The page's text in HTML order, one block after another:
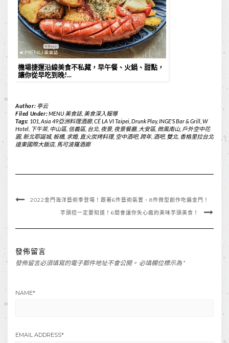
機場捷運沿線美食不私藏，早午餐、火鍋、甜點，
讓你從早吃到晚!...
Author: 亭云
Filed Under:MENU 美食誌, 美食深入報導
Tags: 101 Asia 49亞洲料理酒廊,CÉ LA VI Taipei, Drunk Play,INGE'S Bar & Grill, W
Hotel 下午茶, 中山區, 信義區, 台北, 夜景, 夜景餐廳, 大安區, 微風南山, 戶外空中花
園, 新北耶誕城, 板橋, 求婚, 直火炭烤料理, 空中酒吧, 跨年, 酒吧, 雙北, 香格里拉台北
遠東國際大飯店, 馬可波羅酒廊
2022金門海洋藝術季登場！跟著6件藝術裝置、8件微型創作吃遍金門！
芋頭控一定要知道！6間會讓你失心瘋的美味芋頭美食！
發佈留言
發佈留言必須填寫的電子郵件地址不會公開。 必填欄位標示為 *
NAME*
EMAIL ADDRESS*